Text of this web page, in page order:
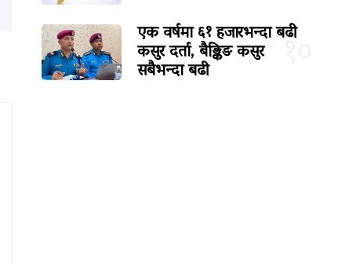
१०
एक वर्षमा ६१ हजारभन्दा बढी
कसुर दर्ता, बैङ्किङ कसुर
सबैभन्दा बढी